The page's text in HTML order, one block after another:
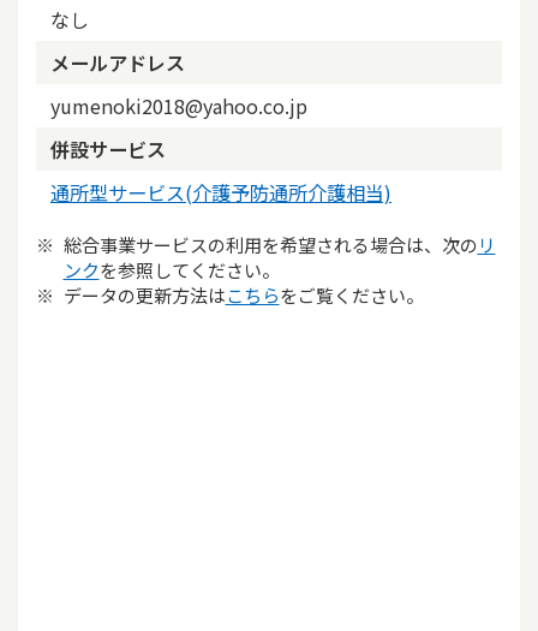
なし
メールアドレス
yumenoki2018@yahoo.co.jp
併設サービス
通所型サービス(介護予防通所介護相当)
総合事業サービスの利用を希望される場合は、次のリ
ンクを参照してください。
データの更新方法はこちらをご覧ください。